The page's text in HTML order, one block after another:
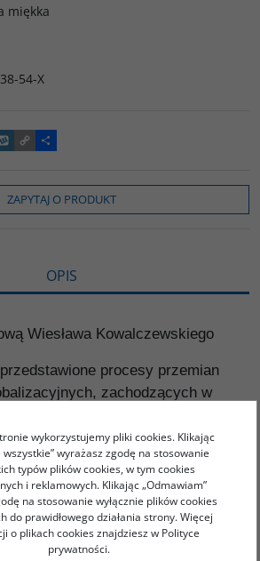
miękka
54-X
W
y
o
p
C
o
y
L
i
P
o
z
i
e
ę
ZAPYTAJ O PRODUKT
OPIS
Wiesława Kowalczewskiego
procesy przemian
zachodzących w
i światowej oraz związane z nimi
polskimi przedsiębiorstwami.
i edukacji w przyspieszeniu
i wprowadzaniu
a także znaczenie handlu
dokonania zmian w
przemysłu w celu określenia
wykorzystujemy pliki cookies. Klikając
wszystkie” wyrażasz zgodę na stosowanie
typów plików cookies, w tym cookies
i reklamowych. Klikając „Odmawiam”
na stosowanie wyłącznie plików cookies
do prawidłowego działania strony. Więcej
o plikach cookies znajdziesz w Polityce
prywatności.